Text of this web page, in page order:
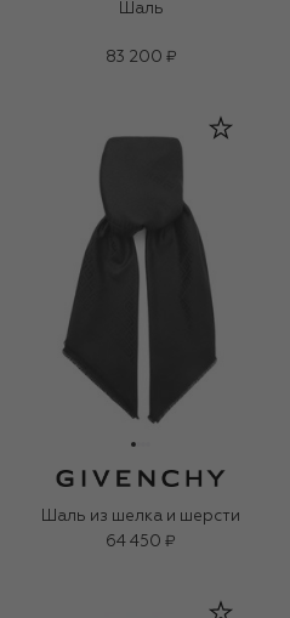
Шаль
83 200 ₽
Шаль из шелка и шерсти
64 450 ₽